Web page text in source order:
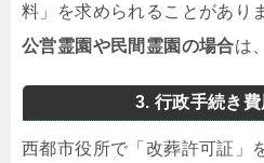
料」を求められることがあり
公営霊園や民間霊園の場合は
3. 行政手続き費
西都市役所で「改葬許可証」